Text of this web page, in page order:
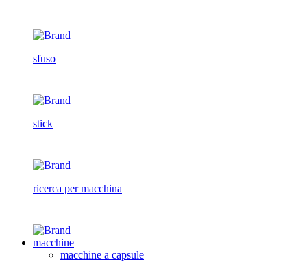
sfuso
stick
ricerca per macchina
macchine
macchine a capsule